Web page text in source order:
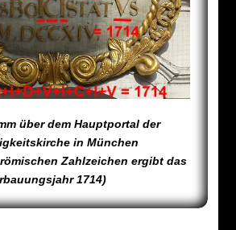
über dem Hauptportal der
in München
Zahlzeichen ergibt das
1714)